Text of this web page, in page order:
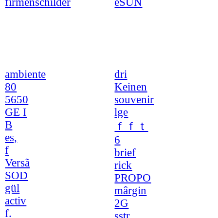
ambiente
80
5650
GE I
B
es,
f
Versã
SOD
gül
activ
f.
dri
Keinen
souvenir
lge
ｆｆｔ
6
brief
rick
PROPO
mârgin
2G